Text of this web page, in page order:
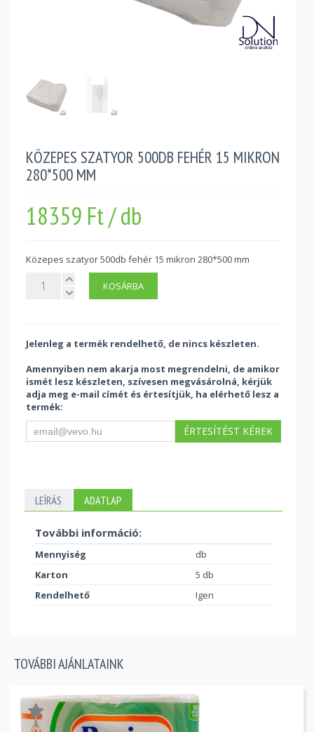
KÖZEPES SZATYOR 500DB FEHÉR 15 MIKRON
280*500 MM
18359 Ft / db
Közepes szatyor 500db fehér 15 mikron 280*500 mm
KOSÁRBA
Jelenleg a termék rendelhető, de nincs készleten.
Amennyiben nem akarja most megrendelni, de amikor
ismét lesz készleten, szívesen megvásárolná, kérjük
adja meg e-mail címét és értesítjük, ha elérhető lesz a
termék:
ÉRTESÍTÉST KÉREK
LEÍRÁS ADATLAP
További információ:
Mennyiség
db
Karton
5 db
Rendelhető
Igen
TOVÁBBI AJÁNLATAINK